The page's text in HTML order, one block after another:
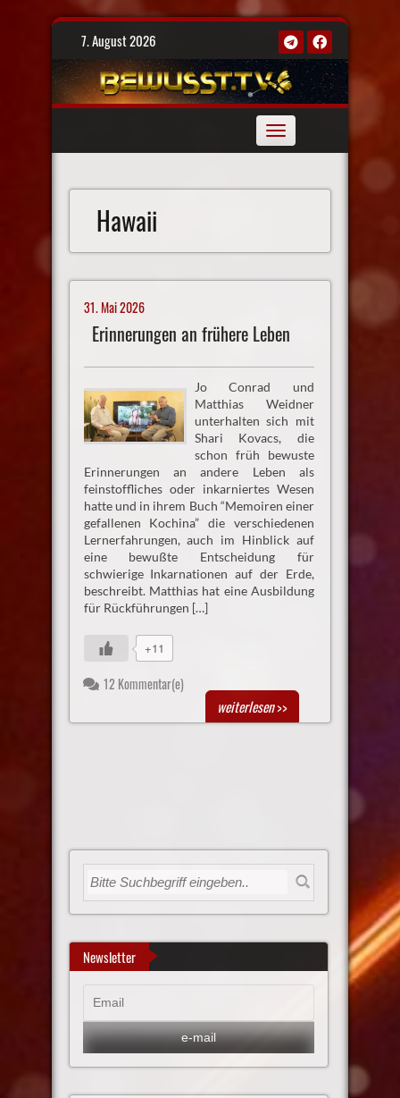
Skip
7. August 2026
Toggle
navigation
Hawaii
31. Mai 2026
Erinnerungen an frühere Leben
Jo Conrad und
Matthias Weidner
unterhalten sich mit
Shari Kovacs, die
schon früh bewuste
Erinnerungen an andere Leben als
feinstoffliches oder inkarniertes Wesen
hatte und in ihrem Buch “Memoiren einer
gefallenen Kochina” die verschiedenen
Lernerfahrungen, auch im Hinblick auf
eine bewußte Entscheidung für
schwierige Inkarnationen auf der Erde,
beschreibt. Matthias hat eine Ausbildung
für Rückführungen […]
+11
12 Kommentar(e)
weiterlesen>>
Newsletter